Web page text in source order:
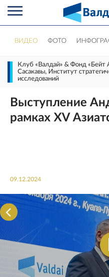
ВИДЕО ФОТО
Клуб «Валдай» & Фонд «Бейт
Сасакавы, Институт
исследований
Выступление
рамках XV
09.12.2024